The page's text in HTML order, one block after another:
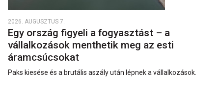
2026. AUGUSZTUS 7.
Egy ország figyeli a fogyasztást – a
vállalkozások menthetik meg az esti
áramcsúcsokat
Paks kiesése és a brutális aszály után lépnek a vállalkozások.